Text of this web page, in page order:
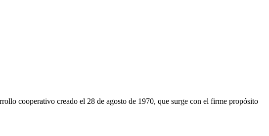
cooperativo creado el 28 de agosto de 1970, que surge con el firme propósito